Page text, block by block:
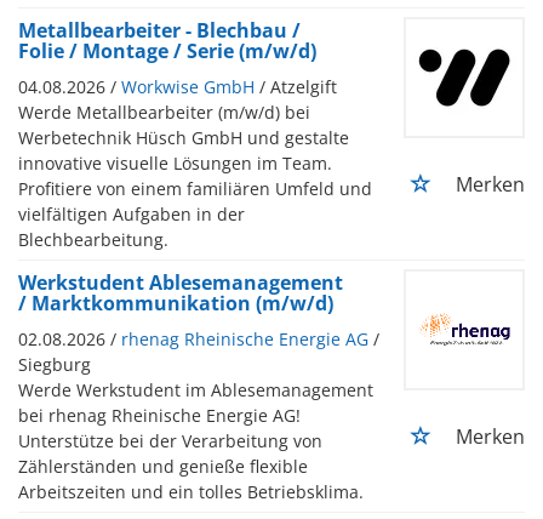
Metallbearbeiter - Blechbau /
Folie / Montage / Serie (m/w/d)
04.08.2026 / Workwise GmbH / Atzelgift
Werde Metallbearbeiter (m/w/d) bei
Werbetechnik Hüsch GmbH und gestalte
innovative visuelle Lösungen im Team.
Profitiere von einem familiären Umfeld und
vielfältigen Aufgaben in der
Blechbearbeitung.
Merken
Werkstudent Ablesemanagement
/ Marktkommunikation (m/w/d)
02.08.2026 / rhenag Rheinische Energie AG /
Siegburg
Werde Werkstudent im Ablesemanagement
bei rhenag Rheinische Energie AG!
Unterstütze bei der Verarbeitung von
Zählerständen und genieße flexible
Arbeitszeiten und ein tolles Betriebsklima.
Merken